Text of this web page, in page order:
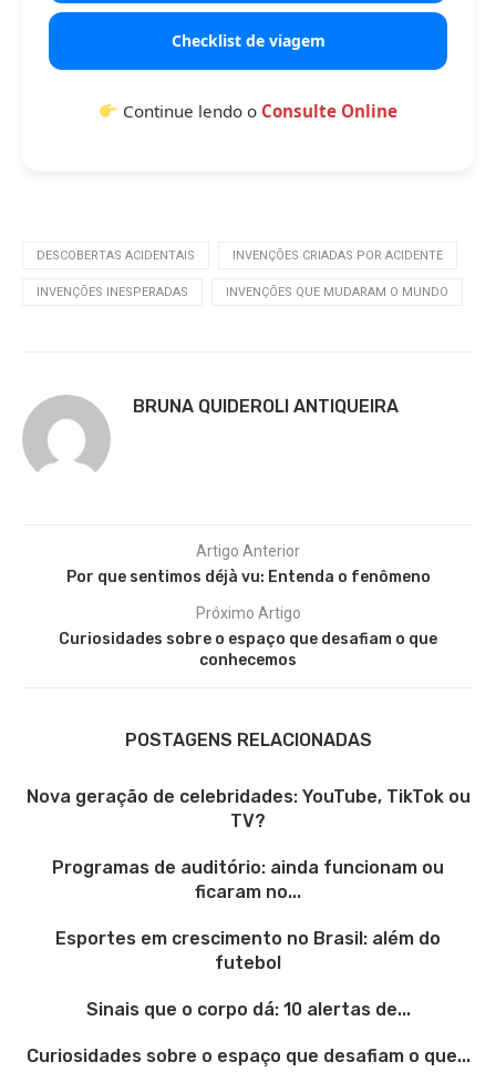
Checklist de viagem
Continue lendo o Consulte Online
DESCOBERTAS ACIDENTAIS INVENÇÕES CRIADAS POR ACIDENTE
INVENÇÕES INESPERADAS INVENÇÕES QUE MUDARAM O MUNDO
BRUNA QUIDEROLI ANTIQUEIRA
Artigo Anterior
Por que sentimos déjà vu: Entenda o fenômeno
Próximo Artigo
Curiosidades sobre o espaço que desafiam o que
conhecemos
POSTAGENS RELACIONADAS
Nova geração de celebridades: YouTube, TikTok ou
TV?
Programas de auditório: ainda funcionam ou
ficaram no...
Esportes em crescimento no Brasil: além do
futebol
Sinais que o corpo dá: 10 alertas de...
Curiosidades sobre o espaço que desafiam o que...